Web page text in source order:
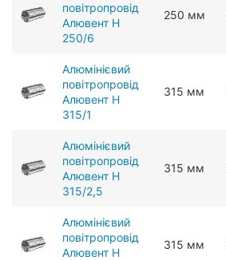
повітропровід
Алювент Н
250/6
250 мм
Алюмінієвий
повітропровід
Алювент Н
315/1
315 мм
Алюмінієвий
повітропровід
Алювент Н
315/2,5
315 мм
Алюмінієвий
повітропровід
Алювент Н
315 мм